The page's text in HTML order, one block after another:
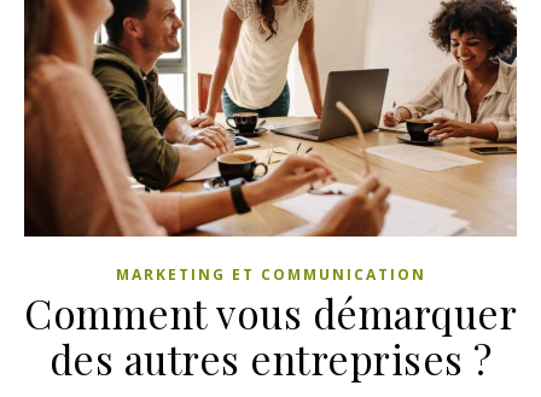
MARKETING ET COMMUNICATION
Comment vous démarquer
des autres entreprises ?